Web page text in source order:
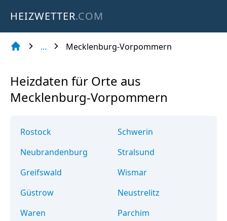
HEIZWETTER.COM
... Mecklenburg-Vorpommern
Heizdaten für Orte aus
Mecklenburg-Vorpommern
Rostock
Schwerin
Neubrandenburg
Stralsund
Greifswald
Wismar
Güstrow
Neustrelitz
Waren
Parchim